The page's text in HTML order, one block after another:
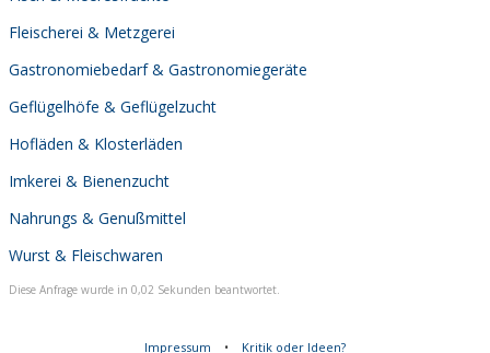
Fleischerei & Metzgerei
Gastronomiebedarf & Gastronomiegeräte
Geflügelhöfe & Geflügelzucht
Hofläden & Klosterläden
Imkerei & Bienenzucht
Nahrungs & Genußmittel
Wurst & Fleischwaren
Diese Anfrage wurde in 0,02 Sekunden beantwortet.
Impressum • Kritik oder Ideen?